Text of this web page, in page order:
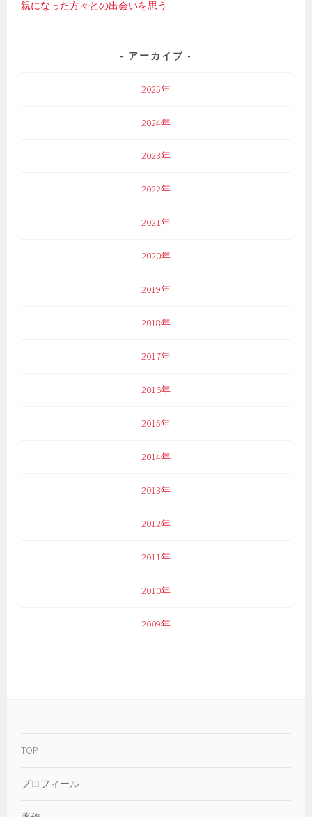
親になった方々との出会いを思う
アーカイブ
2025年
2024年
2023年
2022年
2021年
2020年
2019年
2018年
2017年
2016年
2015年
2014年
2013年
2012年
2011年
2010年
2009年
TOP
プロフィール